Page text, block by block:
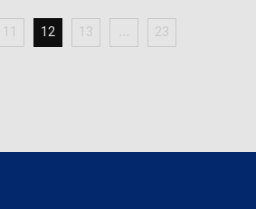
11 12 13 23